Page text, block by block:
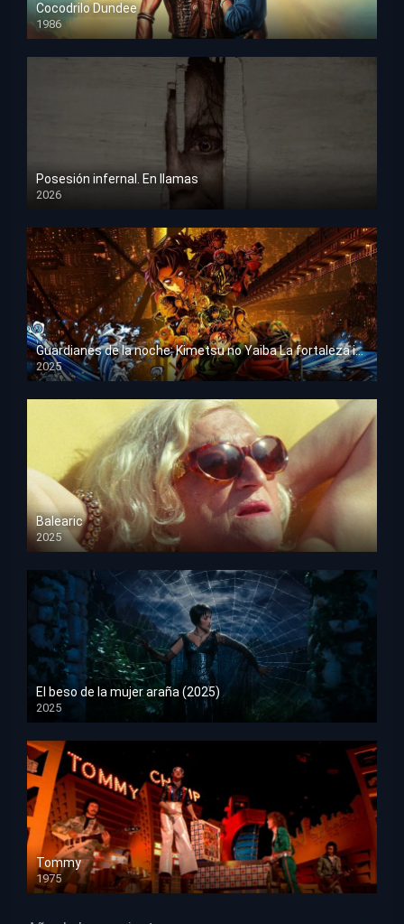
Cocodrilo Dundee
1986
HD 1080p
Posesión infernal. En llamas
2026
HD 1080p
Guardianes de la noche: Kimetsu no Yaiba La fortaleza infinita
2025
HD 1080p
Balearic
2025
HD 1080p
El beso de la mujer araña (2025)
2025
HD 1080p
Tommy
1975
HD 1080p